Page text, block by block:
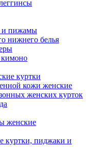
и пижамы
нижнего белья
куртки
кожи женские
женских курток
женские
куртки, пиджаки и